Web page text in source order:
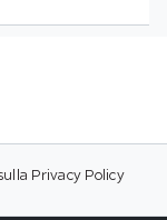
Privacy Policy